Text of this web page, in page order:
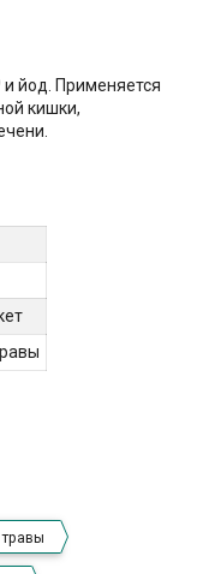
йод. Применяется
кишки,